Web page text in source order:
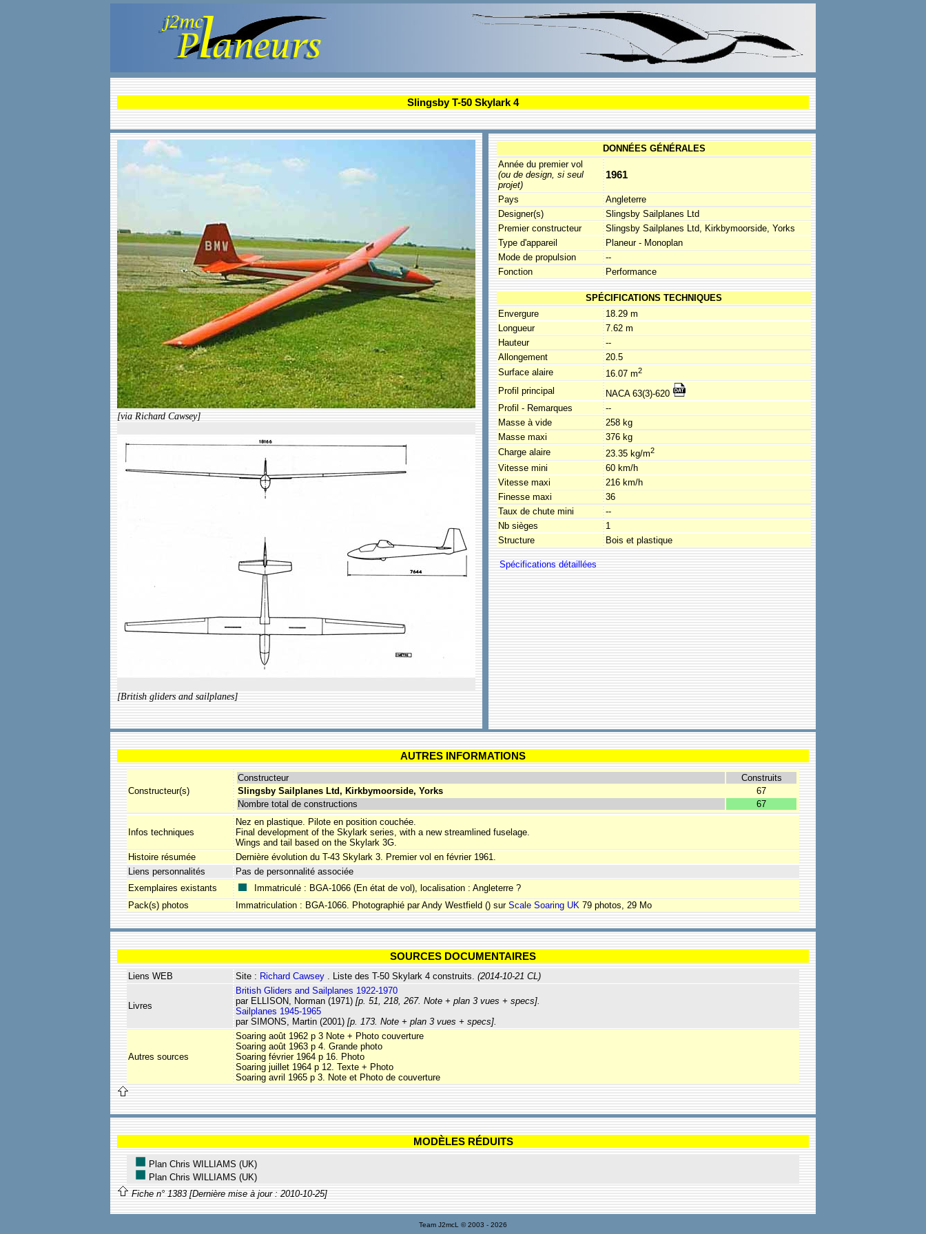
Slingsby T-50 Skylark 4
DONNÉES GÉNÉRALES
Année du premier vol
(ou de design, si seul
projet)
1961
Pays
Angleterre
Designer(s)
Slingsby Sailplanes Ltd
Premier constructeur
Slingsby Sailplanes Ltd, Kirkbymoorside, Yorks
Type d'appareil
Planeur - Monoplan
Mode de propulsion
--
Fonction
Performance
SPÉCIFICATIONS TECHNIQUES
Envergure
18.29 m
Longueur
7.62 m
Hauteur
--
Allongement
20.5
Surface alaire
16.07 m2
Profil principal
NACA 63(3)-620
Profil - Remarques
--
Masse à vide
258 kg
Masse maxi
376 kg
Charge alaire
23.35 kg/m2
Vitesse mini
60 km/h
Vitesse maxi
216 km/h
Finesse maxi
36
Taux de chute mini
--
Nb sièges
1
Structure
Bois et plastique
[via Richard Cawsey]
[British gliders and sailplanes]
AUTRES INFORMATIONS
Constructeur(s)
Constructeur
Construits
Slingsby Sailplanes Ltd, Kirkbymoorside, Yorks
67
Nombre total de constructions
67
Infos techniques
Nez en plastique. Pilote en position couchée.
Final development of the Skylark series, with a new streamlined fuselage.
Wings and tail based on the Skylark 3G.
Histoire résumée
Dernière évolution du T-43 Skylark 3. Premier vol en février 1961.
Liens personnalités
Pas de personnalité associée
Exemplaires existants
Immatriculé : BGA-1066 (En état de vol), localisation : Angleterre ?
Pack(s) photos
Immatriculation : BGA-1066. Photographié par Andy Westfield () sur Scale Soaring UK 79 photos, 29 Mo
SOURCES DOCUMENTAIRES
Liens WEB Site : Richard Cawsey . Liste des T-50 Skylark 4 construits. (2014-10-21 CL)
Livres
British Gliders and Sailplanes 1922-1970
par ELLISON, Norman (1971) [p. 51, 218, 267. Note + plan 3 vues + specs].
Sailplanes 1945-1965
par SIMONS, Martin (2001) [p. 173. Note + plan 3 vues + specs].
Autres sources
Soaring août 1962 p 3 Note + Photo couverture
Soaring août 1963 p 4. Grande photo
Soaring février 1964 p 16. Photo
Soaring juillet 1964 p 12. Texte + Photo
Soaring avril 1965 p 3. Note et Photo de couverture
MODÈLES RÉDUITS
Plan Chris WILLIAMS (UK)
Plan Chris WILLIAMS (UK)
Fiche n° 1383 [Dernière mise à jour : 2010-10-25]
Team J2mcL © 2003 - 2026